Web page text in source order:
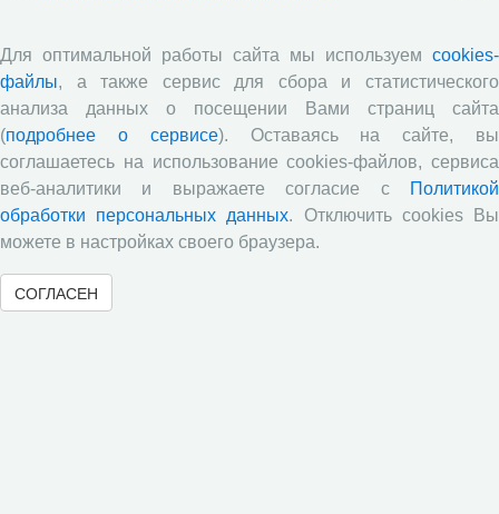
зеркале социологических измерений
Вышел новый выпуск информационно-
аналитического бюллетеня «Эффективность
государственного управления в оценках
населения», посвященный результатам
социологического опроса жителей Вологодской
области в июне 2026 года
Развитие академической науки в регионе: круглый
стол с участием представителей Санкт‑Петербурга
и Вологодской области
ВолНЦ РАН традиционно принял участие в
Для оптимальной работы сайта мы используем cookies-
файлы, а также сервис для сбора и статистического
анализа данных о посещении Вами страниц сайта
(подробнее о сервисе). Оставаясь на сайте, вы
соглашаетесь на использование cookies-файлов, сервиса
веб-аналитики и выражаете согласие с
Политикой
обработки персональных данных. Отключить cookies Вы
можете в настройках своего браузера.
СОГЛАСЕН